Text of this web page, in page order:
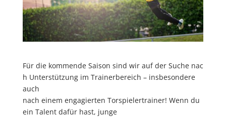
Für die kommende Saison sind wir auf der Suche nac
h Unterstützung im Trainerbereich – insbesondere
auch
nach einem engagierten Torspielertrainer! Wenn du
ein Talent dafür hast, junge